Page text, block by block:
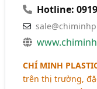
Hotline:
CHÍ MINH
trên thị trường,